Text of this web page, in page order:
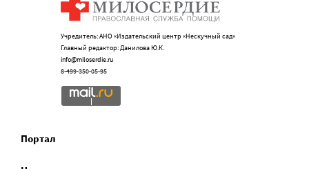
Учредитель: АНО «Издательский центр «Нескучный сад»
Главный редактор: Данилова Ю.К.
info@miloserdie.ru
8-499-350-05-95
Портал